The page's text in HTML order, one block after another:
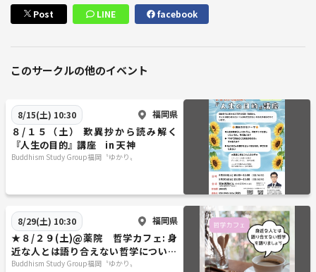
Post LINE facebook
このサークルの他のイベント
8/15(土) 10:30 福岡県
８/１５（土） 歎異抄から読み解く
『人生の目的』講座 in 天神
Buddhism Study Group福岡〝ゆかり〟
8/29(土) 10:30 福岡県
★８/２９(土)@薬院 哲学カフェ: 身
近な人とは語り合えない哲学について
語りましょう
Buddhism Study Group福岡〝ゆかり〟